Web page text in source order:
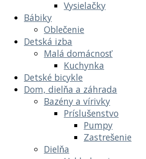
Vysielačky
Bábiky
Oblečenie
Detská izba
Malá domácnosť
Kuchynka
Detské bicykle
Dom, dielňa a záhrada
Bazény a vírivky
Príslušenstvo
Pumpy
Zastrešenie
Dielňa